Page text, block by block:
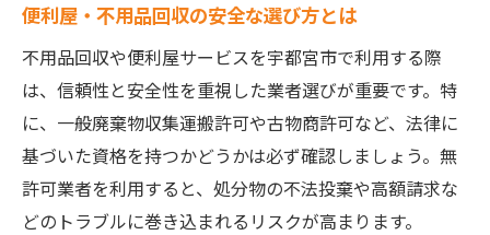
女性が安心できる便利屋 宇都宮の使い方
便利屋 宇都宮 サービスで時短整理を実現
不用品回収 宇都宮の実践的な整理テクニッ
ク
女性も納得の宇都宮便利屋事情を解説
宇都宮 便利屋 女性目線で選ぶポイント
便利屋・不用品回収の安全な選び方とは
不用品回収や便利屋サービスを宇都宮市で利用する際
は、信頼性と安全性を重視した業者選びが重要です。特
に、一般廃棄物収集運搬許可や古物商許可など、法律に
基づいた資格を持つかどうかは必ず確認しましょう。無
許可業者を利用すると、処分物の不法投棄や高額請求な
どのトラブルに巻き込まれるリスクが高まります。